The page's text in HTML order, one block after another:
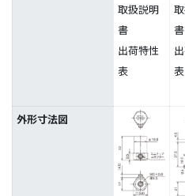
取扱説明
書
出荷特性
表
書
表
外形寸法図